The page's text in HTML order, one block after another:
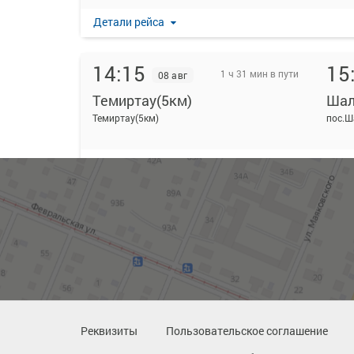
Детали рейса
14:15 08 авг 1 ч 31 мин в пути
Темиртау(5км)
Темиртау(5км)
Детали рейса
Темиртау(5км)
Темиртау(5км)
Детали рейса
Реквизиты Пользовательское соглашение